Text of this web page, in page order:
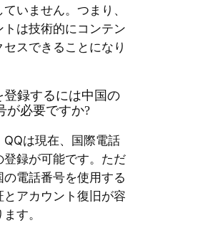
いません。つまり、
トは技術的にコンテン
セスできることになり
登録するには中国の
が必要ですか?
QQは現在、国際電話
登録が可能です。ただ
の電話番号を使用する
とアカウント復旧が容
す。